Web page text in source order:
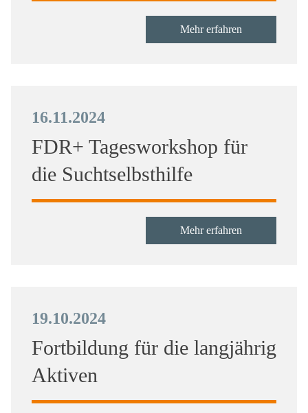
Mehr erfahren
16.11.2024
FDR+ Tagesworkshop für
die Suchtselbsthilfe
Mehr erfahren
19.10.2024
Fortbildung für die langjährig
Aktiven